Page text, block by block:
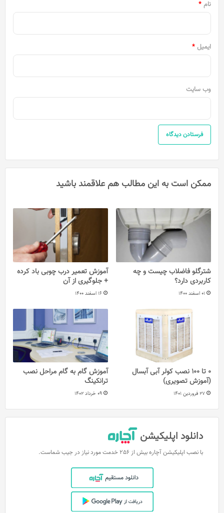
نام *
ایمیل *
وب‌ سایت
ممکن است به این مطالب هم علاقمند باشید
شترگلو فاضلاب چیست و چه
کاربردی دارد؟
01 اسفند 1400
آموزش تعمیر درب چوبی باد کرده
+ جلوگیری از آن
16 اسفند 1400
0 تا 100 نصب کولر آبی آبسال
(آموزش تصویری)
27 فروردین 1401
آموزش گام به گام مراحل نصب
ترانکینگ
09 خرداد 1402
دانلود اپلیکیشن
با نصب اپلیکیشن آچاره بیش از 256 خدمت مورد نیاز در جیب شماست.